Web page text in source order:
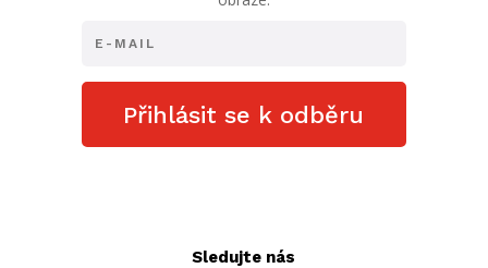
Přihlásit se k odběru
Sledujte nás